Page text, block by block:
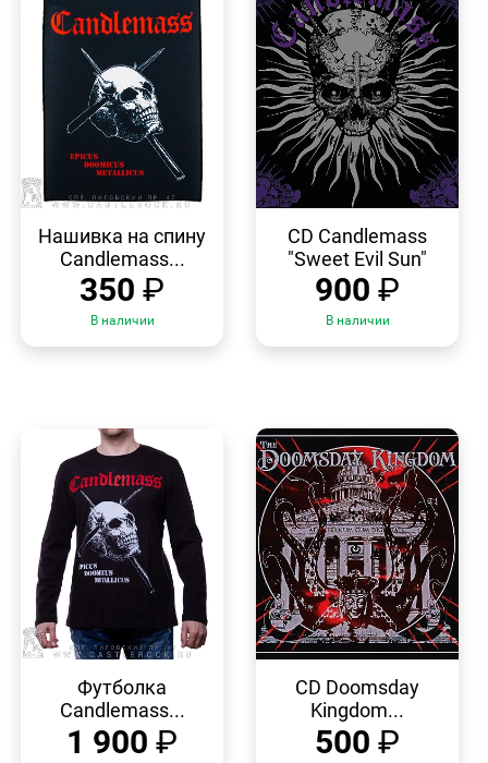
Нашивка на спину
Candlemass...
350 ₽
В наличии
ПРОСМОТР
CD Candlemass
"Sweet Evil Sun"
900 ₽
В наличии
ПРОСМОТР
Футболка
Candlemass...
1 900 ₽
ПРОСМОТР
CD Doomsday
Kingdom...
500 ₽